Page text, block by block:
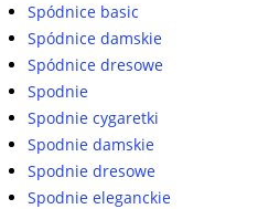
Spódnice basic
Spódnice damskie
Spódnice dresowe
Spodnie
Spodnie cygaretki
Spodnie damskie
Spodnie dresowe
Spodnie eleganckie